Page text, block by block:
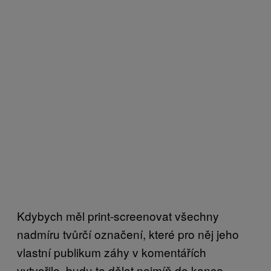
Kdybych měl print-screenovat všechny
nadmíru tvůrčí označení, které pro něj jeho
vlastní publikum záhy v komentářích